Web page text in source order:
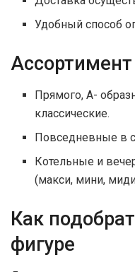
Удобный способ
Прямого, А-
классические.
Повседневные в
Котельные и
(макси, мини,
Как
фигуре